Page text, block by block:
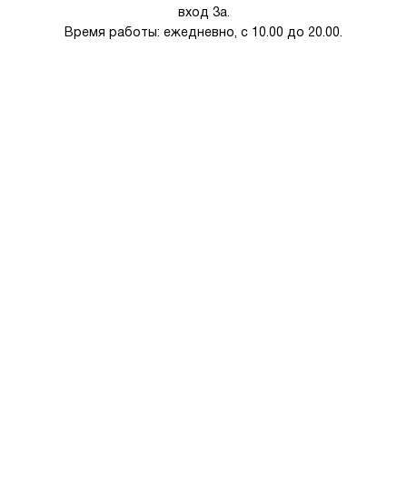
вход 3а.
Время работы: ежедневно, с 10.00 до 20.00.